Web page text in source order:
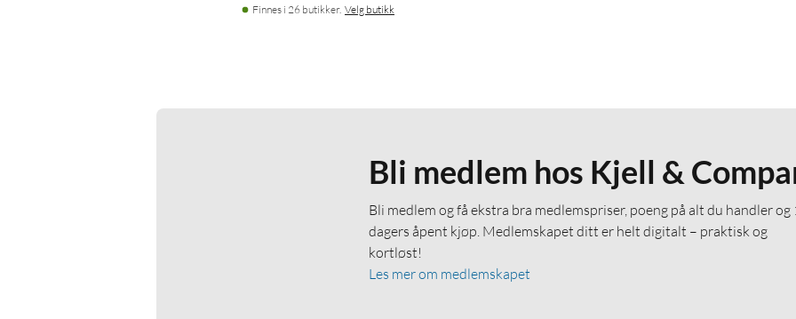
Finnes i 26 butikker. Velg butikk
Bli medlem hos Kjell &
Bli medlem og få ekstra bra medlemspriser, poeng på alt du handler og
dagers åpent kjøp. Medlemskapet ditt er helt digitalt – praktisk og
kortløst!
Les mer om medlemskapet